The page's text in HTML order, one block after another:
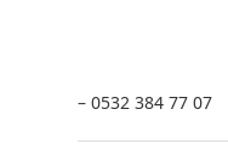
– 0532 384 77 07